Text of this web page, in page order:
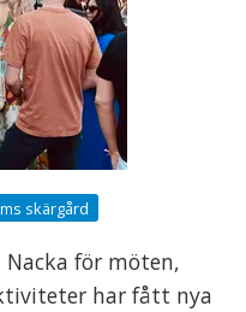
skärgård
för möten,
har fått nya